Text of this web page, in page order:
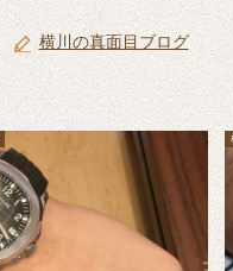
横川の真面目ブログ